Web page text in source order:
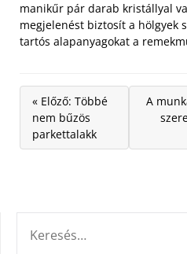
manikűr pár darab kristállyal
megjelenést biztosít a hölgyek
tartós alapanyagokat a
« Előző: Többé
nem bűzös
parkettalakk
A